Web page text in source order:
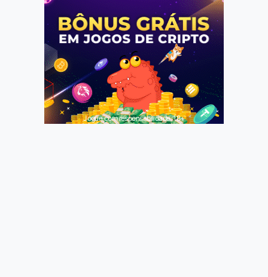
Jogue com responsabilidade. 18+